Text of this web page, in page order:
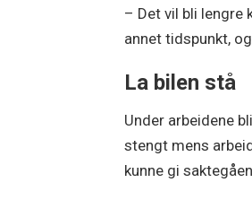
– Det vil bli lengre
annet tidspunkt,
La bilen stå
Under arbeidene
stengt mens
kunne gi